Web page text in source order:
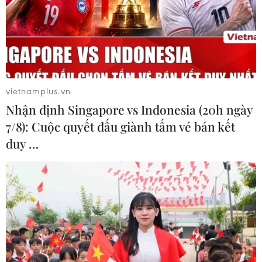
tăng giá đột biến nhằm thu lợi bất chính.
Lực lượng quản lý thị trường kiểm tra cơ sở kinh doanh thực
phẩm trên địa bàn Hà Nội. (Ảnh: Trần Việt/TTXVN)
Hiện tại, Bộ Công Thương đang tiếp tục chỉ đạo
Sở Công Thương theo dõi sát giá cả, biến động
vietnamplus.vn
Nhận định Singapore vs Indonesia (20h ngày
7/8): Cuộc quyết đấu giành tấm vé bán kết
duy …